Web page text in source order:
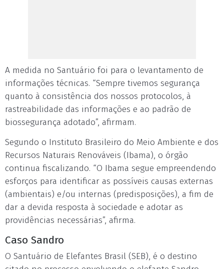
A medida no Santuário foi para o levantamento de
informações técnicas. “Sempre tivemos segurança
quanto à consistência dos nossos protocolos, à
rastreabilidade das informações e ao padrão de
biossegurança adotado”, afirmam.
Segundo o Instituto Brasileiro do Meio Ambiente e dos
Recursos Naturais Renováveis (Ibama), o órgão
continua fiscalizando. “O Ibama segue empreendendo
esforços para identificar as possíveis causas externas
(ambientais) e/ou internas (predisposições), a fim de
dar a devida resposta à sociedade e adotar as
providências necessárias”, afirma.
Caso Sandro
O Santuário de Elefantes Brasil (SEB), é o destino